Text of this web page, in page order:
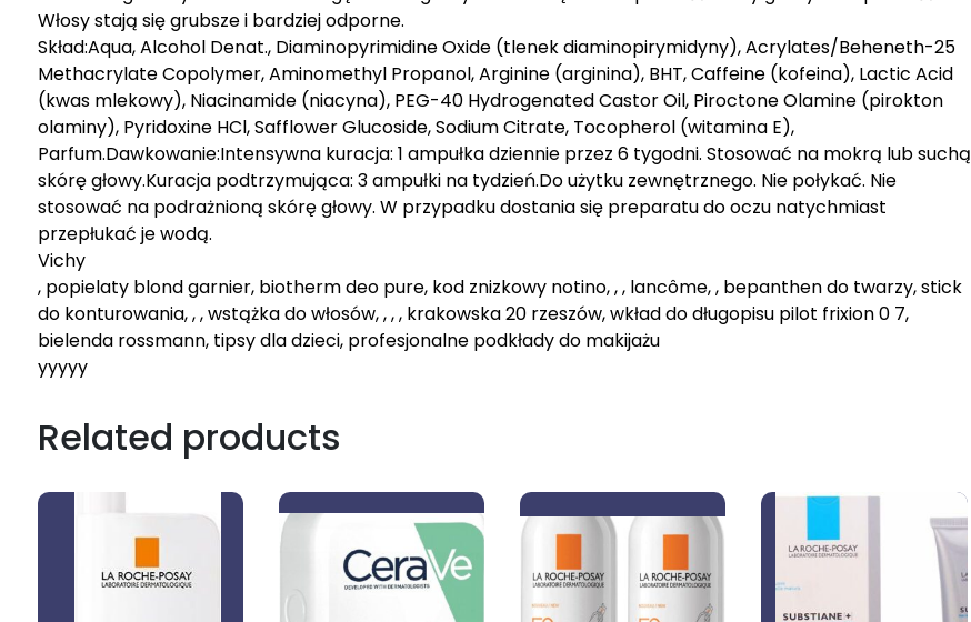
Włosy stają się grubsze i bardziej odporne.
Skład:Aqua, Alcohol Denat., Diaminopyrimidine Oxide (tlenek diaminopirymidyny), Acrylates/Beheneth-25
Methacrylate Copolymer, Aminomethyl Propanol, Arginine (arginina), BHT, Caffeine (kofeina), Lactic Acid
(kwas mlekowy), Niacinamide (niacyna), PEG-40 Hydrogenated Castor Oil, Piroctone Olamine (pirokton
olaminy), Pyridoxine HCl, Safflower Glucoside, Sodium Citrate, Tocopherol (witamina E),
Parfum.Dawkowanie:Intensywna kuracja: 1 ampułka dziennie przez 6 tygodni. Stosować na mokrą lub suchą
skórę głowy.Kuracja podtrzymująca: 3 ampułki na tydzień.Do użytku zewnętrznego. Nie połykać. Nie
stosować na podrażnioną skórę głowy. W przypadku dostania się preparatu do oczu natychmiast
przepłukać je wodą.
Vichy
, popielaty blond garnier, biotherm deo pure, kod znizkowy notino, , , lancôme, , bepanthen do twarzy, stick
do konturowania, , , wstążka do włosów, , , , krakowska 20 rzeszów, wkład do długopisu pilot frixion 0 7,
bielenda rossmann, tipsy dla dzieci, profesjonalne podkłady do makijażu
yyyyy
Related products